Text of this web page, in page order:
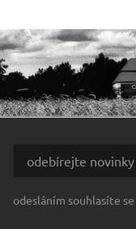
odesláním souhlasíte se